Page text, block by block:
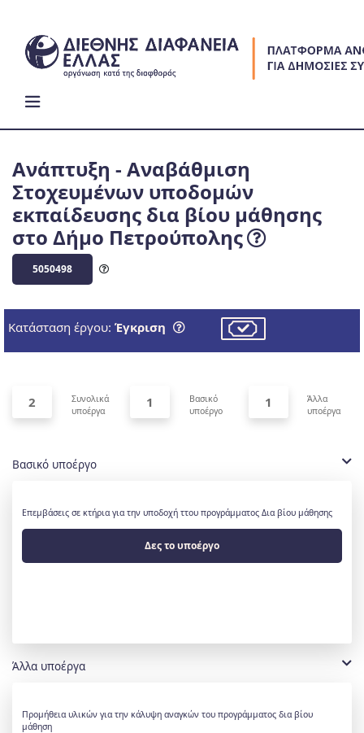
content
Ανάπτυξη - Αναβάθμιση
Στοχευμένων υποδομών
εκπαίδευσης δια βίου μάθησης
στο Δήμο Πετρούπολης
5050498
Κατάσταση έργου: Έγκριση
2
Συνολικά
υποέργα
1
Βασικό
υποέργο
1
Άλλα
υποέργα
Βασικό υποέργο
Επεμβάσεις σε κτήρια για την υποδοχή ττου προγράμματος Δια βίου μάθησης
Δες το υποέργο
Άλλα υποέργα
Προμήθεια υλικών για την κάλυψη αναγκών του προγράμματος δια βίου
μάθηση